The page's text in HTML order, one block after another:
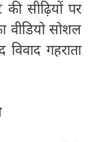
की सीढ़ियों पर
वीडियो सोशल
गहराता